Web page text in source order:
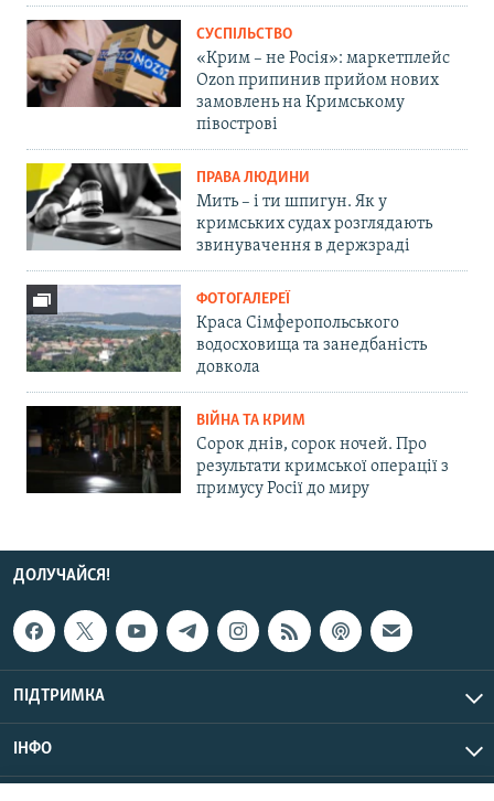
СУСПІЛЬСТВО
«Крим – не Росія»: маркетплейс
Ozon припинив прийом нових
замовлень на Кримському
півострові
ПРАВА ЛЮДИНИ
Мить – і ти шпигун. Як у
кримських судах розглядають
звинувачення в держзраді
ФОТОГАЛЕРЕЇ
Краса Сімферопольського
водосховища та занедбаність
довкола
ВІЙНА ТА КРИМ
Сорок днів, сорок ночей. Про
результати кримської операції з
примусу Росії до миру
ДОЛУЧАЙСЯ!
ПІДТРИМКА
ІНФО